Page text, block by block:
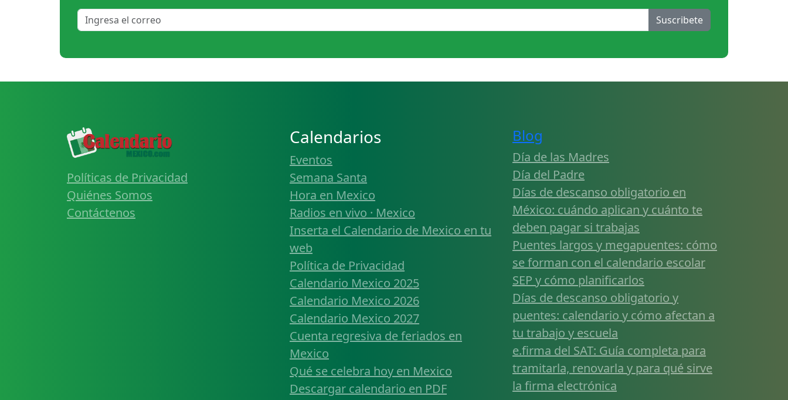
Suscribete
Políticas de Privacidad
Quiénes Somos
Contáctenos
Calendarios
Eventos
Semana Santa
Hora en Mexico
Radios en vivo · Mexico
Inserta el Calendario de Mexico en tu
web
Política de Privacidad
Calendario Mexico 2025
Calendario Mexico 2026
Calendario Mexico 2027
Cuenta regresiva de feriados en
Mexico
Qué se celebra hoy en Mexico
Descargar calendario en PDF
Blog
Día de las Madres
Día del Padre
Días de descanso obligatorio en
México: cuándo aplican y cuánto te
deben pagar si trabajas
Puentes largos y megapuentes: cómo
se forman con el calendario escolar
SEP y cómo planificarlos
Días de descanso obligatorio y
puentes: calendario y cómo afectan a
tu trabajo y escuela
e.firma del SAT: Guía completa para
tramitarla, renovarla y para qué sirve
la firma electrónica